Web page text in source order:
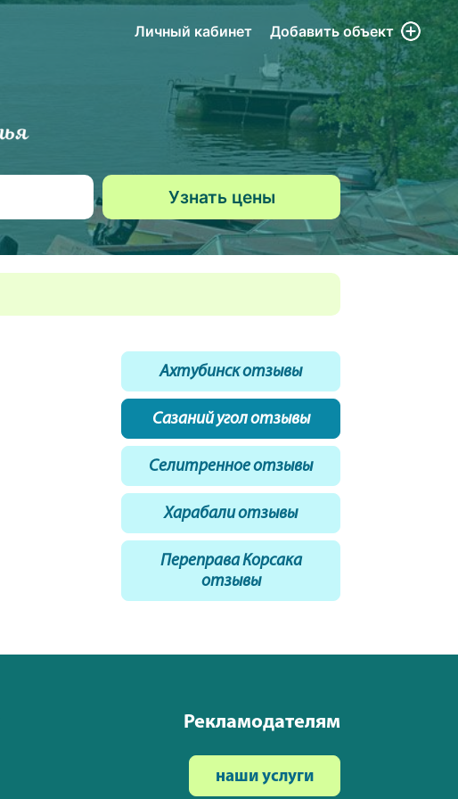
Личный кабинет Добавитьобъект
Ахтубинск отзывы
Сазаний угол отзывы
Селитренное отзывы
Харабали отзывы
Переправа Корсака
отзывы
Рекламодателям
наши услуги